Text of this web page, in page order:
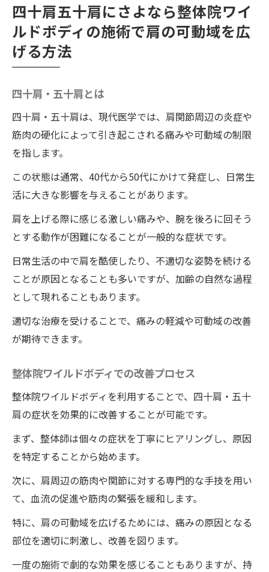
四十肩五十肩にさよなら整体院ワイ
ルドボディの施術で肩の可動域を広
げる方法
四十肩・五十肩とは
四十肩・五十肩は、現代医学では、肩関節周辺の炎症や
筋肉の硬化によって引き起こされる痛みや可動域の制限
を指します。
この状態は通常、40代から50代にかけて発症し、日常生
活に大きな影響を与えることがあります。
肩を上げる際に感じる激しい痛みや、腕を後ろに回そう
とする動作が困難になることが一般的な症状です。
日常生活の中で肩を酷使したり、不適切な姿勢を続ける
ことが原因となることも多いですが、加齢の自然な過程
として現れることもあります。
適切な治療を受けることで、痛みの軽減や可動域の改善
が期待できます。
整体院ワイルドボディでの改善プロセス
整体院ワイルドボディを利用することで、四十肩・五十
肩の症状を効果的に改善することが可能です。
まず、整体師は個々の症状を丁寧にヒアリングし、原因
を特定することから始めます。
次に、肩周辺の筋肉や関節に対する専門的な手技を用い
て、血流の促進や筋肉の緊張を緩和します。
特に、肩の可動域を広げるためには、痛みの原因となる
部位を適切に刺激し、改善を図ります。
一度の施術で劇的な効果を感じることもありますが、持